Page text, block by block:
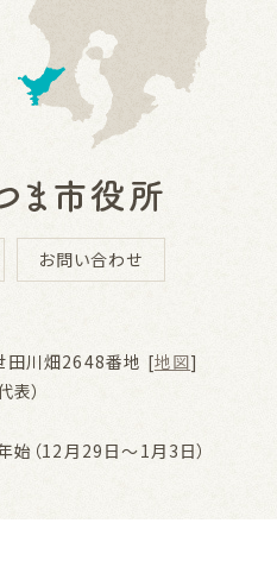
お問い合わせ
田川畑2648番地 [地図]
）
始（12月29日～1月3日）